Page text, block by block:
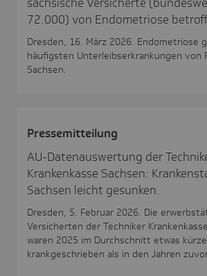
72.000) von Endometriose
Dresden, 16. März 2026. Endometriose
häufigsten Unterleibserkrankungen von
Sachsen.
Pres­se­mit­tei­lung
AU-Datenauswertung der
Krankenkasse Sachsen:
Sachsen leicht gesunken.
Dresden, 5. Februar 2026. Die
Versicherten der Techniker
waren 2025 im Durchschnitt etwas
krankgeschrieben als in den Jahren